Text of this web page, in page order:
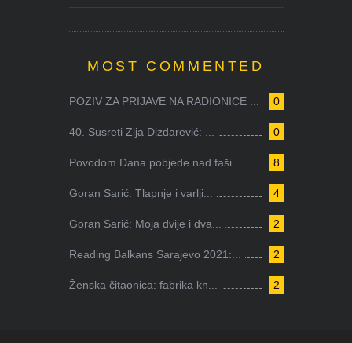
MOST COMMENTED
0
POZIV ZA PRIJAVE NA RADIONICE ...
0
40. Susreti Zija Dizdarević: ...
8
Povodom Dana pobjede nad faši...
4
Goran Sarić: Tlapnje i varlji...
2
Goran Sarić: Moja dvije i dva...
2
Reading Balkans Sarajevo 2021:...
2
Ženska čitaonica: fabrika kn...